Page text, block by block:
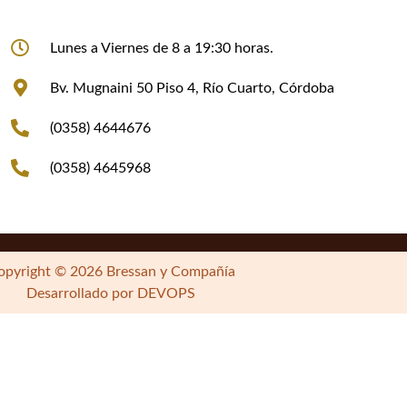
Lunes a Viernes de 8 a 19:30 horas.
Bv. Mugnaini 50 Piso 4, Río Cuarto, Córdoba
(0358) 4644676
(0358) 4645968
© 2026 Bressan y Compañía
Desarrollado por DEVOPS